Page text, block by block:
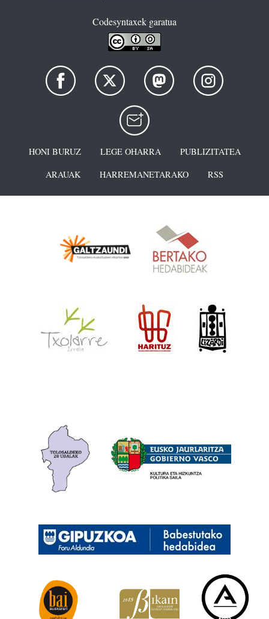
Codesyntaxek garatua
HONI BURUZ LEGE OHARRA
PUBLIZITATEA
ARAUAK
HARREMANETARAKO RSS